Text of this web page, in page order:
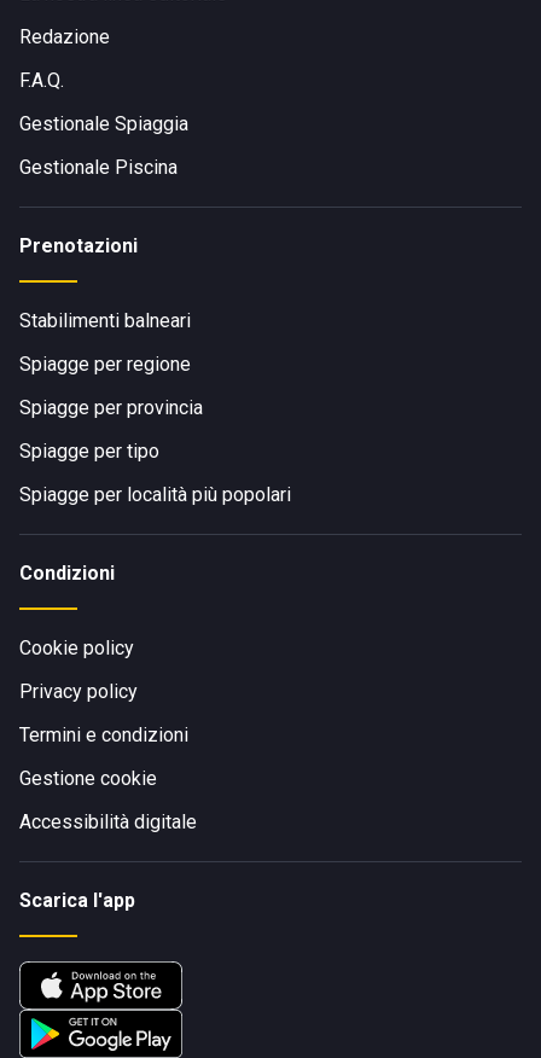
Redazione
F.A.Q.
Gestionale Spiaggia
Gestionale Piscina
Prenotazioni
Stabilimenti balneari
Spiagge per regione
Spiagge per provincia
Spiagge per tipo
Spiagge per località più popolari
Condizioni
Cookie policy
Privacy policy
Termini e condizioni
Gestione cookie
Accessibilità digitale
Scarica l'app